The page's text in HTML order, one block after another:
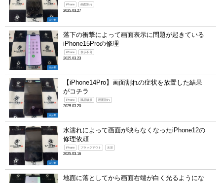
未分類
iPhone 画面割れ
2025.03.27
未分類
落下の衝撃によって画面表示に問題が起きている
iPhone15Proの修理
iPhone 表示不良
2025.03.23
未分類
【iPhone14Pro】画面割れの症状を放置した結果
がコチラ
iPhone 液晶破損 画面割れ
2025.03.20
未分類
水濡れによって画面が映らなくなったiPhone12の
修理依頼
iPhone ブラックアウト 水没
2025.03.16
地面に落としてから画面右端が白く光るようにな